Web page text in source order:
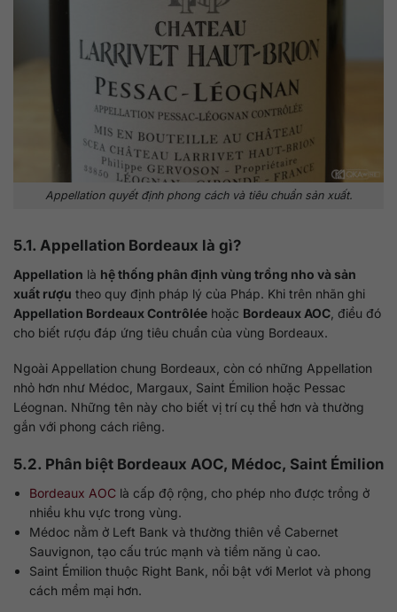
Appellation quyết định phong cách và tiêu chuẩn sản xuất.
5.1. Appellation Bordeaux là gì?
Appellation là hệ thống phân định vùng trồng nho và sản
xuất rượu theo quy định pháp lý của Pháp. Khi trên nhãn ghi
Appellation Bordeaux Contrôlée hoặc Bordeaux AOC , điều đó
cho biết rượu đáp ứng tiêu chuẩn của vùng Bordeaux.
Ngoài Appellation chung Bordeaux, còn có những Appellation
nhỏ hơn như Médoc, Margaux, Saint Émilion hoặc Pessac
Léognan. Những tên này cho biết vị trí cụ thể hơn và thường
gắn với phong cách riêng.
5.2. Phân biệt Bordeaux AOC, Médoc, Saint Émilion
Bordeaux AOC là cấp độ rộng, cho phép nho được trồng ở
nhiều khu vực trong vùng.
Médoc nằm ở Left Bank và thường thiên về Cabernet
Sauvignon, tạo cấu trúc mạnh và tiềm năng ủ cao.
Saint Émilion thuộc Right Bank, nổi bật với Merlot và phong
cách mềm mại hơn.